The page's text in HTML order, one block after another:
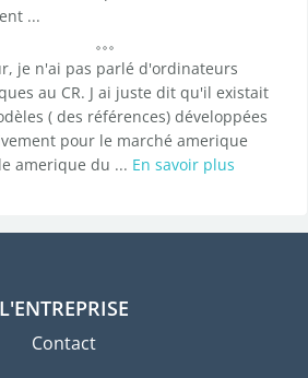
...
je n'ai pas parlé d'ordinateurs
au CR. J ai juste dit qu'il existait
( des références) développées
pour le marché amerique
amerique du ... En savoir plus
L'ENTREPRISE
Contact